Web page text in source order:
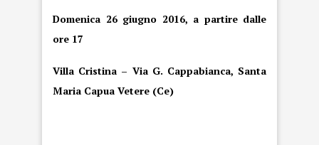
Domenica 26 giugno 2016, a partire dalle
ore 17
Villa Cristina – Via G. Cappabianca, Santa
Maria Capua Vetere (Ce)